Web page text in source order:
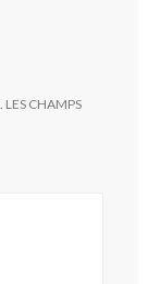
LES CHAMPS